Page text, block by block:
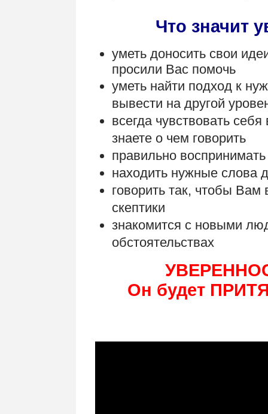
Что значит
уметь доносить свои
просили Вас помочь
уметь найти подход к
вывести на другой
всегда чувствовать
знаете о чем говорить
правильно
находить нужные слова
говорить так, чтобы
скептики
знакомится с новыми
обстоятельствах
Он будет